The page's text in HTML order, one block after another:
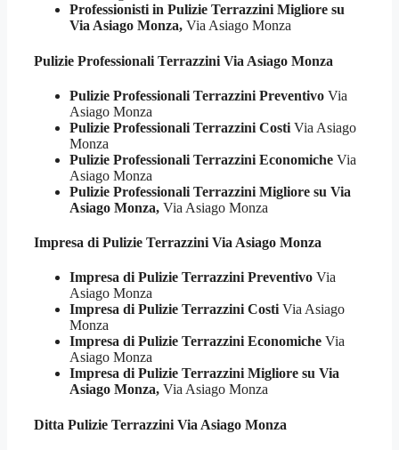
Professionisti in Pulizie Terrazzini Migliore su
Via Asiago Monza, Via Asiago Monza
Pulizie Professionali Terrazzini Via Asiago Monza
Pulizie Professionali Terrazzini Preventivo Via
Asiago Monza
Pulizie Professionali Terrazzini Costi Via Asiago
Monza
Pulizie Professionali Terrazzini Economiche Via
Asiago Monza
Pulizie Professionali Terrazzini Migliore su Via
Asiago Monza, Via Asiago Monza
Impresa di Pulizie Terrazzini Via Asiago Monza
Impresa di Pulizie Terrazzini Preventivo Via
Asiago Monza
Impresa di Pulizie Terrazzini Costi Via Asiago
Monza
Impresa di Pulizie Terrazzini Economiche Via
Asiago Monza
Impresa di Pulizie Terrazzini Migliore su Via
Asiago Monza, Via Asiago Monza
Ditta Pulizie Terrazzini Via Asiago Monza